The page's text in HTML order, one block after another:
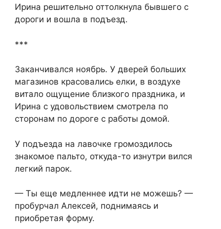
Ирина решительно оттолкнула бывшего с
дороги и вошла в подъезд.
***
Заканчивался ноябрь. У дверей больших
магазинов красовались елки, в воздухе
витало ощущение близкого праздника, и
Ирина с удовольствием смотрела по
сторонам по дороге с работы домой.
У подъезда на лавочке громоздилось
знакомое пальто, откуда-то изнутри вился
легкий парок.
— Ты еще медленнее идти не можешь? —
пробурчал Алексей, поднимаясь и
приобретая форму.